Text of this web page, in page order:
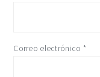
Correo electrónico *